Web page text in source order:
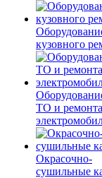
кузовного
ТО и ремонта
Окрасочно-
сушильные